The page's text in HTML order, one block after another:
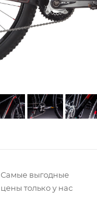
Самые выгодные
цены только у нас